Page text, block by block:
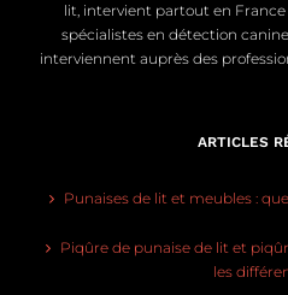
lit, intervient partout en France
spécialistes en détection
interviennent auprès des
ARTICLES
Punaises de lit et meubles :
Piqûre de punaise de lit et
les